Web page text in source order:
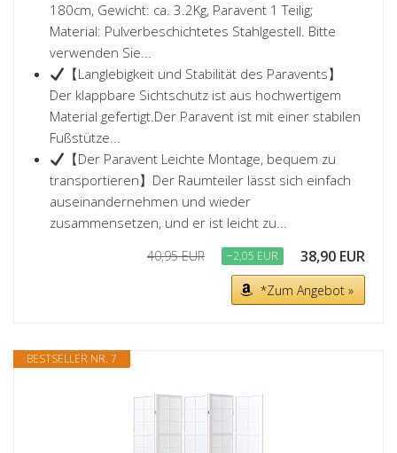
180cm, Gewicht: ca. 3.2Kg, Paravent 1 Teilig;
Material: Pulverbeschichtetes Stahlgestell. Bitte
verwenden Sie...
【Langlebigkeit und Stabilität des Paravents】
Der klappbare Sichtschutz ist aus hochwertigem
Material gefertigt.Der Paravent ist mit einer stabilen
Fußstütze...
【Der Paravent Leichte Montage, bequem zu
transportieren】Der Raumteiler lässt sich einfach
auseinandernehmen und wieder
zusammensetzen, und er ist leicht zu...
40,95 EUR −2,05 EUR 38,90 EUR
*Zum Angebot »
BESTSELLER NR. 7